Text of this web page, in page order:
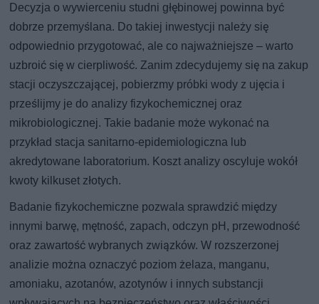
Decyzja o wywierceniu studni głębinowej powinna być
dobrze przemyślana. Do takiej inwestycji należy się
odpowiednio przygotować, ale co najważniejsze – warto
uzbroić się w cierpliwość. Zanim zdecydujemy się na zakup
stacji oczyszczającej, pobierzmy próbki wody z ujęcia i
prześlijmy je do analizy fizykochemicznej oraz
mikrobiologicznej. Takie badanie może wykonać na
przykład stacja sanitarno-epidemiologiczna lub
akredytowane laboratorium. Koszt analizy oscyluje wokół
kwoty kilkuset złotych.
Badanie fizykochemiczne pozwala sprawdzić między
innymi barwę, mętność, zapach, odczyn pH, przewodność
oraz zawartość wybranych związków. W rozszerzonej
analizie można oznaczyć poziom żelaza, manganu,
amoniaku, azotanów, azotynów i innych substancji